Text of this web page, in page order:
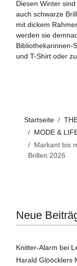
Diesen Winter
auch schwarze
mit dickem
werden sie
Bibliothekarinnen-
und T-Shirt oder
Startseite
MODE &
Markant bis
Brillen 2026
Neue
Knitter-Alarm bei
Harald Glööcklers